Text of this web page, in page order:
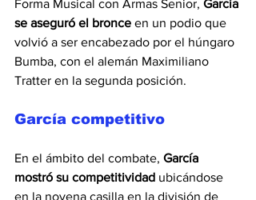
Forma Musical con Armas Senior, García
se aseguró el bronce en un podio que
volvió a ser encabezado por el húngaro
Bumba, con el alemán Maximiliano
Tratter en la segunda posición.
García competitivo
En el ámbito del combate, García
mostró su competitividad ubicándose
en la novena casilla en la división de